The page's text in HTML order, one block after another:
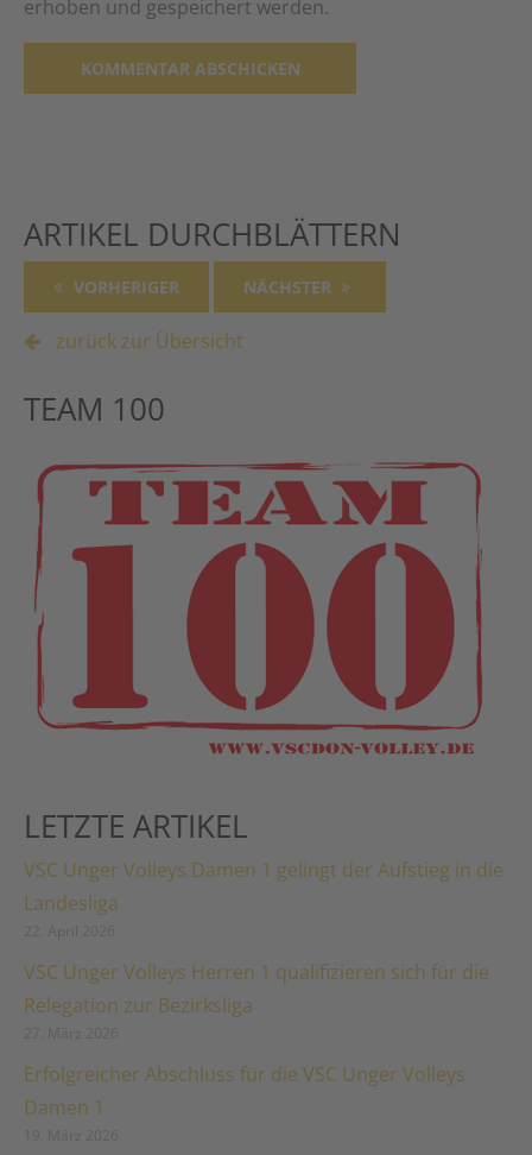
erhoben und gespeichert werden.
ARTIKEL DURCHBLÄTTERN
VORHERIGER NÄCHSTER
zurück zur Übersicht
TEAM 100
LETZTE ARTIKEL
VSC Unger Volleys Damen 1 gelingt der Aufstieg in die
Landesliga
VSC Unger Volleys Herren 1 qualifizieren sich für die
Relegation zur Bezirksliga
Erfolgreicher Abschluss für die VSC Unger Volleys
Damen 1